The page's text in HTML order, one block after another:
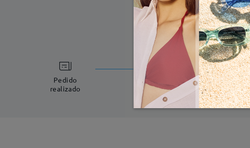
Pedido
realizado
Fabricación
5-7 días laborales detalles